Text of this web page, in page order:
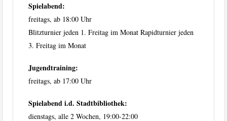
Spielabend:
freitags, ab 18:00 Uhr
Blitzturnier jeden 1. Freitag im Monat Rapidturnier jeden
3. Freitag im Monat
Jugendtraining:
freitags, ab 17:00 Uhr
Spielabend i.d. Stadtbibliothek:
dienstags, alle 2 Wochen, 19:00-22:00